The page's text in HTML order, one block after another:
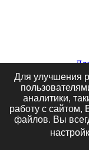
Для улучшения
аналитики,
работу с сайтом,
файлов. Вы